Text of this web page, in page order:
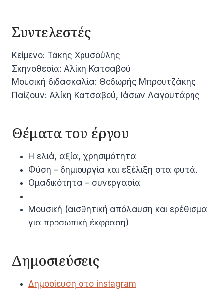
Συντελεστές
Κείμενο: Τάκης Χρυσούλης
Σκηνοθεσία: Αλίκη Κατσαβού
Μουσική διδασκαλία: Θοδωρής Μπρουτζάκης
Παίζουν: Αλίκη Κατσαβού, Ιάσων Λαγουτάρης
Θέματα του έργου
Η ελιά, αξία, χρησιμότητα
Φύση – δημιουργία και εξέλιξη στα φυτά.
Ομαδικότητα – συνεργασία
Μουσική (αισθητική απόλαυση και ερέθισμα
για προσωπική έκφραση)
Δημοσιεύσεις
Δημοσίευση στο instagram